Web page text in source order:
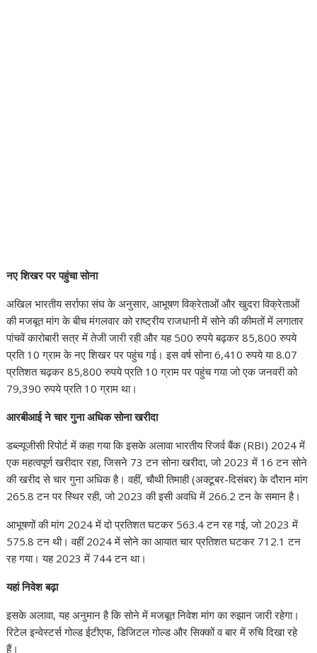
नए शिखर पर पहुंचा सोना
अखिल भारतीय सर्राफा संघ के अनुसार, आभूषण विक्रेताओं और खुदरा विक्रेताओं
की मजबूत मांग के बीच मंगलवार को राष्ट्रीय राजधानी में सोने की कीमतों में लगातार
पांचवें कारोबारी सत्र में तेजी जारी रही और यह 500 रुपये बढ़कर 85,800 रुपये
प्रति 10 ग्राम के नए शिखर पर पहुंच गई। इस वर्ष सोना 6,410 रुपये या 8.07
प्रतिशत चढ़कर 85,800 रुपये प्रति 10 ग्राम पर पहुंच गया जो एक जनवरी को
79,390 रुपये प्रति 10 ग्राम था।
आरबीआई ने चार गुना अधिक सोना खरीदा
डब्ल्यूजीसी रिपोर्ट में कहा गया कि इसके अलावा भारतीय रिजर्व बैंक (RBI) 2024 में
एक महत्वपूर्ण खरीदार रहा, जिसने 73 टन सोना खरीदा, जो 2023 में 16 टन सोने
की खरीद से चार गुना अधिक है। वहीं, चौथी तिमाही (अक्टूबर-दिसंबर) के दौरान मांग
265.8 टन पर स्थिर रही, जो 2023 की इसी अवधि में 266.2 टन के समान है।
आभूषणों की मांग 2024 में दो प्रतिशत घटकर 563.4 टन रह गई, जो 2023 में
575.8 टन थी। वहीं 2024 में सोने का आयात चार प्रतिशत घटकर 712.1 टन
रह गया। यह 2023 में 744 टन था।
यहां निवेश बढ़ा
इसके अलावा, यह अनुमान है कि सोने में मजबूत निवेश मांग का रुझान जारी रहेगा।
रिटेल इन्वेस्टर्स गोल्ड ईटीएफ, डिजिटल गोल्ड और सिक्कों व बार में रुचि दिखा रहे
हैं।